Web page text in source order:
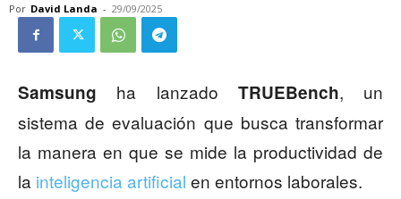
Por David Landa - 29/09/2025
Samsung ha lanzado TRUEBench, un
sistema de evaluación que busca transformar
la manera en que se mide la productividad de
la inteligencia artificial en entornos laborales.